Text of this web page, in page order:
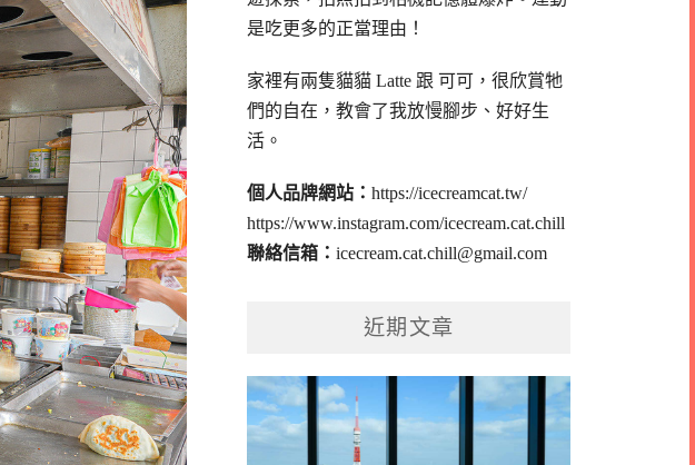
是吃更多的正當理由！
家裡有兩隻貓貓 Latte 跟 可可，很欣賞牠
們的自在，教會了我放慢腳步、好好生
活。
個人品牌網站：https://icecreamcat.tw/
https://www.instagram.com/icecream.cat.chill
聯絡信箱：icecream.cat.chill@gmail.com
近期文章